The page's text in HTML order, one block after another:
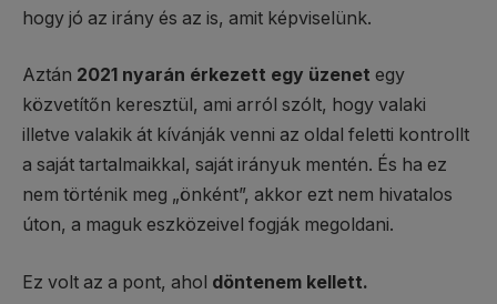
hogy jó az irány és az is, amit képviselünk.
Aztán 2021 nyarán érkezett egy üzenet egy
közvetítőn keresztül, ami arról szólt, hogy valaki
illetve valakik át kívánják venni az oldal feletti kontrollt
a saját tartalmaikkal, saját irányuk mentén. És ha ez
nem történik meg „önként”, akkor ezt nem hivatalos
úton, a maguk eszközeivel fogják megoldani.
Ez volt az a pont, ahol döntenem kellett.